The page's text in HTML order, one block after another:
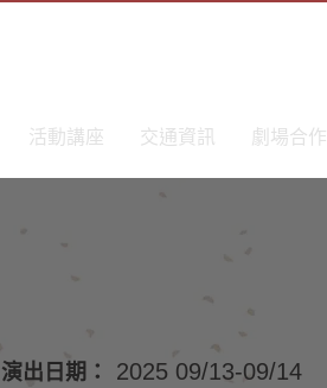
活動講座 交通資訊 劇場合作
演出日期： 2025 09/13-09/14